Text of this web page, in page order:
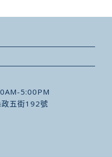
5:00PM
五街192號